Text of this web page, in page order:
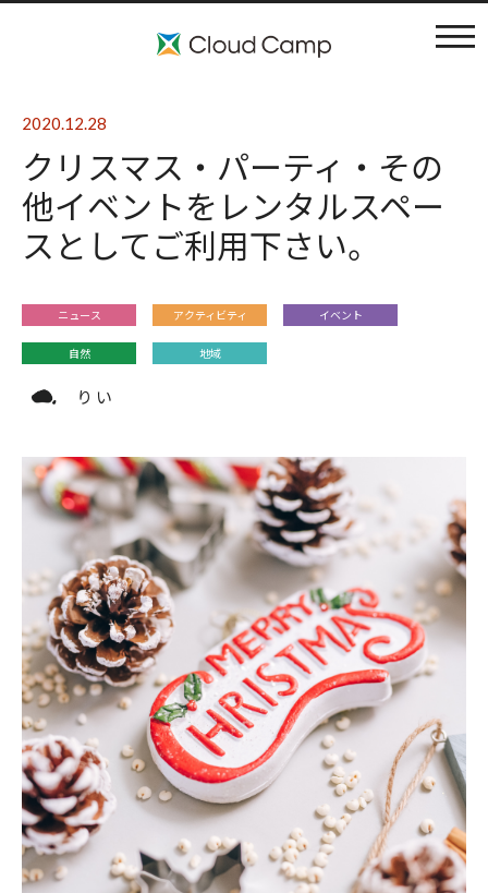
施設案内
アクティビティ
利用料金
よくある質問
2020.12.28
クリスマス・パーティ・その
他イベントをレンタルスペー
スとしてご利用下さい。
ニュース アクティビティ イベント
自然 地域
り い